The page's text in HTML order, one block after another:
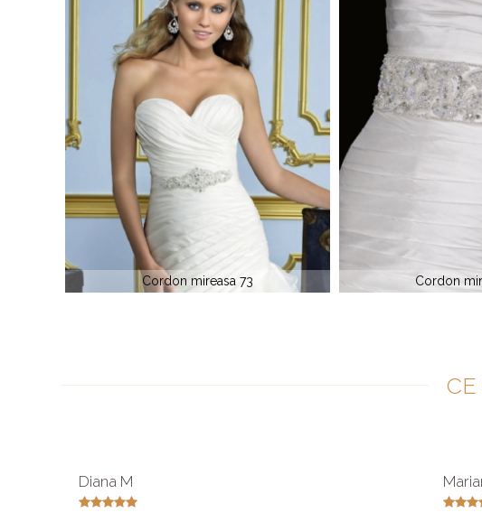
Cordon mireasa 46 Cordon
Diana M